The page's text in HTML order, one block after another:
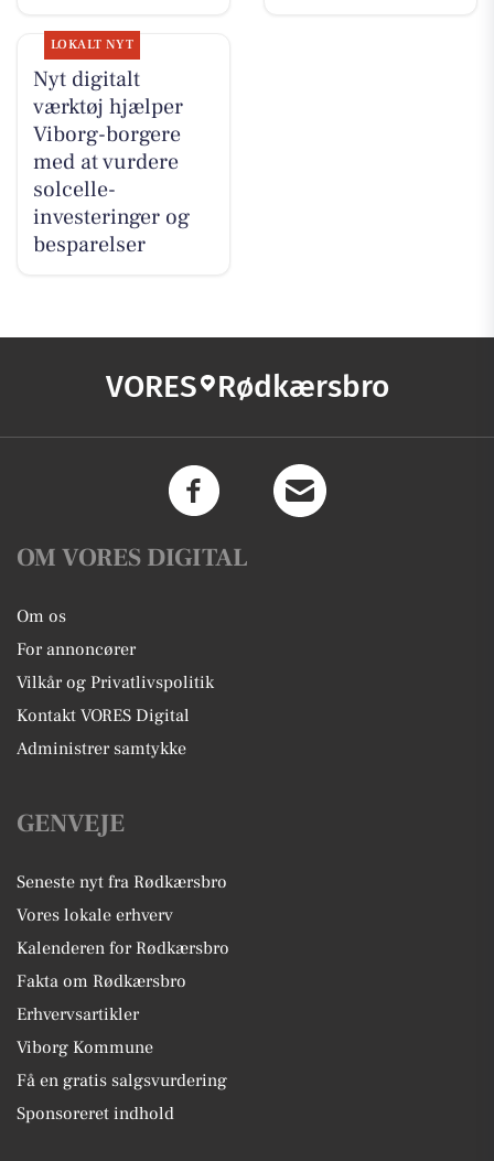
LOKALT NYT
Nyt digitalt
værktøj hjælper
Viborg-borgere
med at vurdere
solcelle-
investeringer og
besparelser
VORES Rødkærsbro
OM VORES DIGITAL
Om os
For annoncører
Vilkår og Privatlivspolitik
Kontakt VORES Digital
Administrer samtykke
GENVEJE
Seneste nyt fra Rødkærsbro
Vores lokale erhverv
Kalenderen for Rødkærsbro
Fakta om Rødkærsbro
Erhvervsartikler
Viborg Kommune
Få en gratis salgsvurdering
Sponsoreret indhold